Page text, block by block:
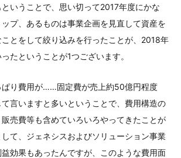
いうことで、思い切って2017年度にかな
プ、あるものは事業企画を見直して資産を
とをして絞り込みを行ったことが、2018年
たということが1つございます。
ぱり費用が……固定費が売上約50億円程度
言いますと多いということで、費用構造の
売費等も含めていろいろやってきたことが
て、ジェネシスおよびソリューション事業
効果もあったんですが、このような費用面